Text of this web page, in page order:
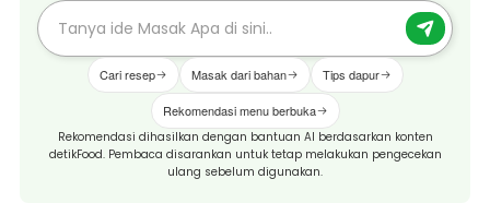
Cari resep Masak dari bahan Tips dapur
Rekomendasi menu berbuka
Rekomendasi dihasilkan dengan bantuan AI berdasarkan konten
detikFood. Pembaca disarankan untuk tetap melakukan pengecekan
ulang sebelum digunakan.